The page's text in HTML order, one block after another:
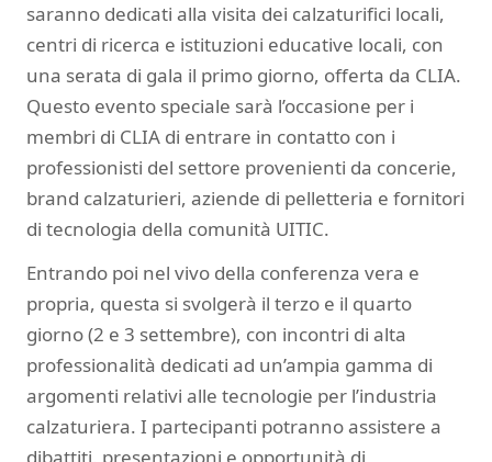
saranno dedicati alla visita dei calzaturifici locali,
centri di ricerca e istituzioni educative locali, con
una serata di gala il primo giorno, offerta da CLIA.
Questo evento speciale sarà l’occasione per i
membri di CLIA di entrare in contatto con i
professionisti del settore provenienti da concerie,
brand calzaturieri, aziende di pelletteria e fornitori
di tecnologia della comunità UITIC.
Entrando poi nel vivo della conferenza vera e
propria, questa si svolgerà il terzo e il quarto
giorno (2 e 3 settembre), con incontri di alta
professionalità dedicati ad un’ampia gamma di
argomenti relativi alle tecnologie per l’industria
calzaturiera. I partecipanti potranno assistere a